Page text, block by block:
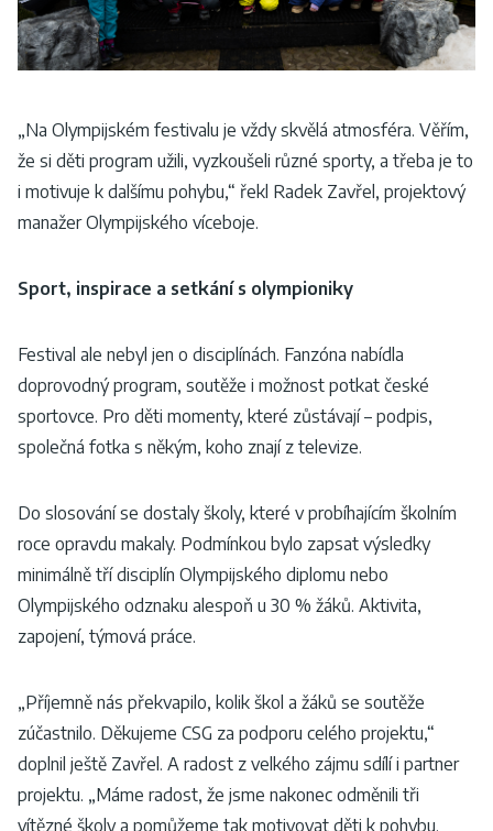
„Na Olympijském festivalu je vždy skvělá atmosféra. Věřím,
že si děti program užili, vyzkoušeli různé sporty, a třeba je to
i motivuje k dalšímu pohybu,“ řekl Radek Zavřel, projektový
manažer Olympijského víceboje.
Sport, inspirace a setkání s olympioniky
Festival ale nebyl jen o disciplínách. Fanzóna nabídla
doprovodný program, soutěže i možnost potkat české
sportovce. Pro děti momenty, které zůstávají – podpis,
společná fotka s někým, koho znají z televize.
Do slosování se dostaly školy, které v probíhajícím školním
roce opravdu makaly. Podmínkou bylo zapsat výsledky
minimálně tří disciplín Olympijského diplomu nebo
Olympijského odznaku alespoň u 30 % žáků. Aktivita,
zapojení, týmová práce.
„Příjemně nás překvapilo, kolik škol a žáků se soutěže
zúčastnilo. Děkujeme CSG za podporu celého projektu,“
doplnil ještě Zavřel. A radost z velkého zájmu sdílí i partner
projektu. „Máme radost, že jsme nakonec odměnili tři
vítězné školy a pomůžeme tak motivovat děti k pohybu.